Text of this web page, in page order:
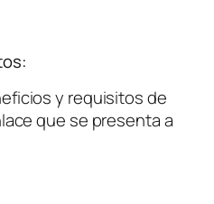
y requisitos de
que se presenta a